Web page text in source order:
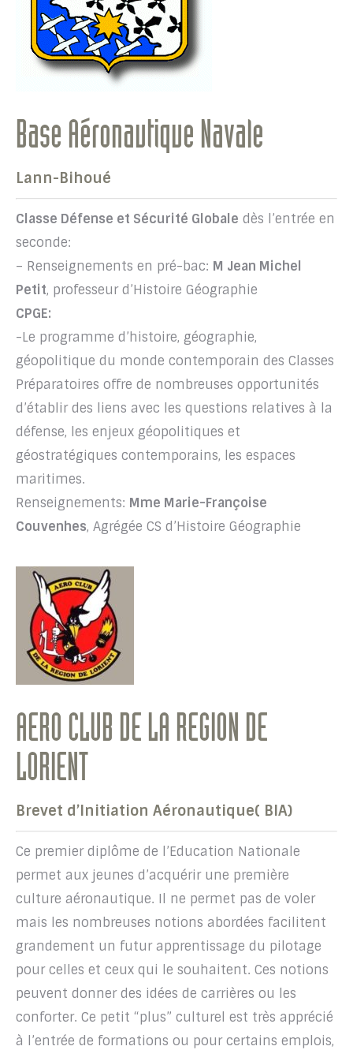
Base Aéronautique Navale
Lann-Bihoué
Classe Défense et Sécurité Globale dès l’entrée en
seconde:
– Renseignements en pré-bac: M Jean Michel
Petit, professeur d’Histoire Géographie
CPGE:
-Le programme d’histoire, géographie,
géopolitique du monde contemporain des Classes
Préparatoires offre de nombreuses opportunités
d’établir des liens avec les questions relatives à la
défense, les enjeux géopolitiques et
géostratégiques contemporains, les espaces
maritimes.
Renseignements: Mme Marie-Françoise
Couvenhes, Agrégée CS d’Histoire Géographie
AERO CLUB DE LA REGION DE
LORIENT
Brevet d’Initiation Aéronautique( BIA)
Ce premier diplôme de l’Education Nationale
permet aux jeunes d’acquérir une première
culture aéronautique. Il ne permet pas de voler
mais les nombreuses notions abordées facilitent
grandement un futur apprentissage du pilotage
pour celles et ceux qui le souhaitent. Ces notions
peuvent donner des idées de carrières ou les
conforter. Ce petit “plus” culturel est très apprécié
à l’entrée de formations ou pour certains emplois,